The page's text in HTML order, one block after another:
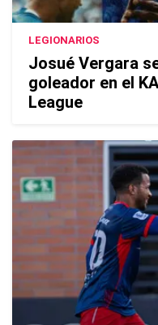
LEGIONARIOS
Josué Vergara
goleador en el
League